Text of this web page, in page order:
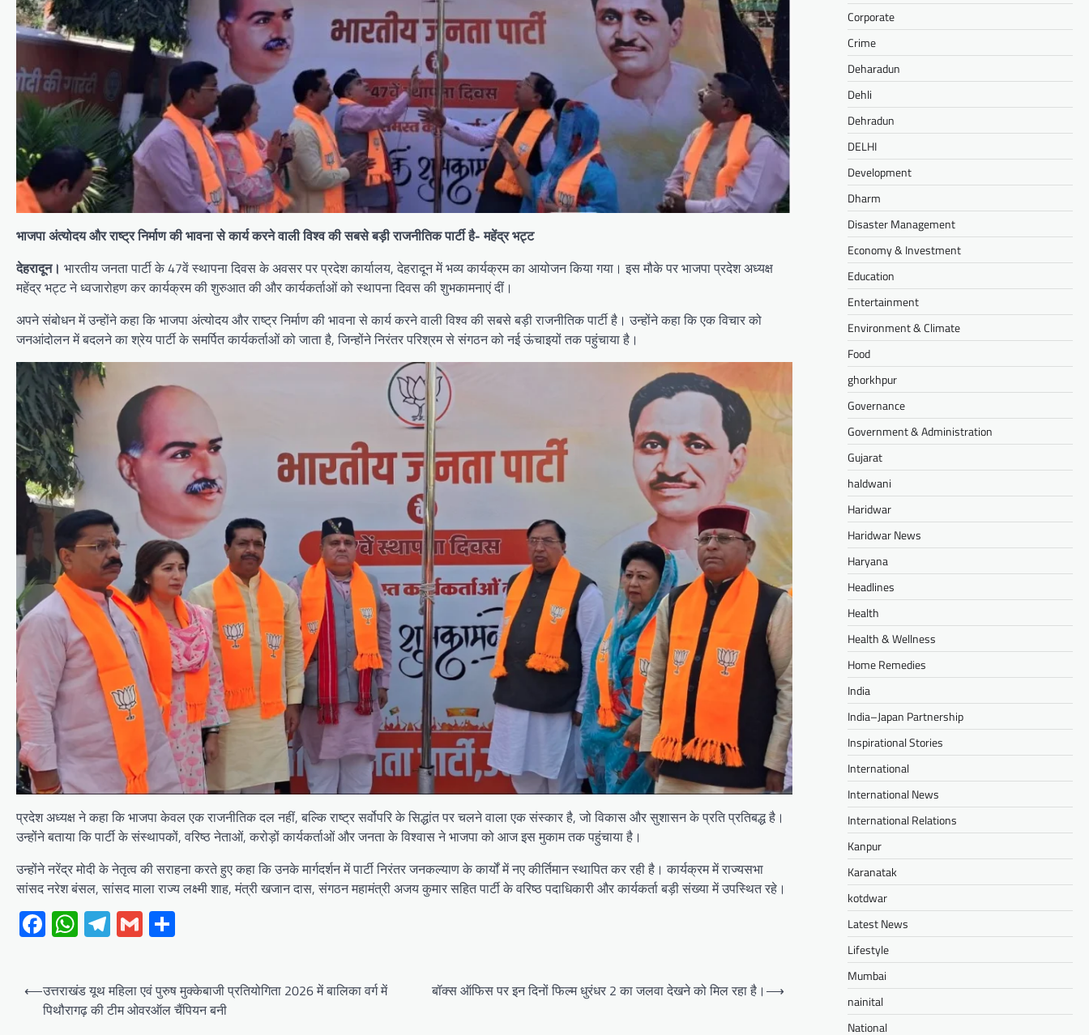
भाजपा अंत्योदय और राष्ट्र निर्माण की भावना से कार्य करने वाली विश्व की सबसे बड़ी राजनीतिक पार्टी है- महेंद्र भट्ट
देहरादून। भारतीय जनता पार्टी के 47वें स्थापना दिवस के अवसर पर प्रदेश कार्यालय, देहरादून में भव्य कार्यक्रम का आयोजन किया गया। इस मौके पर भाजपा प्रदेश अध्यक्ष
महेंद्र भट्ट ने ध्वजारोहण कर कार्यक्रम की शुरुआत की और कार्यकर्ताओं को स्थापना दिवस की शुभकामनाएं दीं।
अपने संबोधन में उन्होंने कहा कि भाजपा अंत्योदय और राष्ट्र निर्माण की भावना से कार्य करने वाली विश्व की सबसे बड़ी राजनीतिक पार्टी है। उन्होंने कहा कि एक विचार को
जनआंदोलन में बदलने का श्रेय पार्टी के समर्पित कार्यकर्ताओं को जाता है, जिन्होंने निरंतर परिश्रम से संगठन को नई ऊंचाइयों तक पहुंचाया है।
प्रदेश अध्यक्ष ने कहा कि भाजपा केवल एक राजनीतिक दल नहीं, बल्कि राष्ट्र सर्वोपरि के सिद्धांत पर चलने वाला एक संस्कार है, जो विकास और सुशासन के प्रति प्रतिबद्ध है।
उन्होंने बताया कि पार्टी के संस्थापकों, वरिष्ठ नेताओं, करोड़ों कार्यकर्ताओं और जनता के विश्वास ने भाजपा को आज इस मुकाम तक पहुंचाया है।
उन्होंने नरेंद्र मोदी के नेतृत्व की सराहना करते हुए कहा कि उनके मार्गदर्शन में पार्टी निरंतर जनकल्याण के कार्यों में नए कीर्तिमान स्थापित कर रही है। कार्यक्रम में राज्यसभा
सांसद नरेश बंसल, सांसद माला राज्य लक्ष्मी शाह, मंत्री खजान दास, संगठन महामंत्री अजय कुमार सहित पार्टी के वरिष्ठ पदाधिकारी और कार्यकर्ता बड़ी संख्या में उपस्थित रहे।
Facebook
WhatsApp
Telegram
Gmail
Post
navigation
⟵उत्तराखंड यूथ महिला एवं पुरुष मुक्केबाजी प्रतियोगिता 2026 में बालिका वर्ग में
पिथौरागढ़ की टीम ओवरऑल चैंपियन बनी
बॉक्स ऑफिस पर इन दिनों फिल्म धुरंधर 2 का जलवा देखने को मिल रहा है। ⟶
Corporate
Crime
Deharadun
Dehli
Dehradun
DELHI
Development
Dharm
Disaster Management
Economy & Investment
Education
Entertainment
Environment & Climate
Food
ghorkhpur
Governance
Government & Administration
Gujarat
haldwani
Haridwar
Haridwar News
Haryana
Headlines
Health
Health & Wellness
Home Remedies
India
India–Japan Partnership
Inspirational Stories
International
International News
International Relations
Kanpur
Karanatak
kotdwar
Latest News
Lifestyle
Mumbai
nainital
National